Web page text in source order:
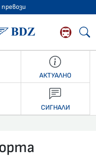
БДЖ -
АКТУАЛНО
СИГНАЛИ